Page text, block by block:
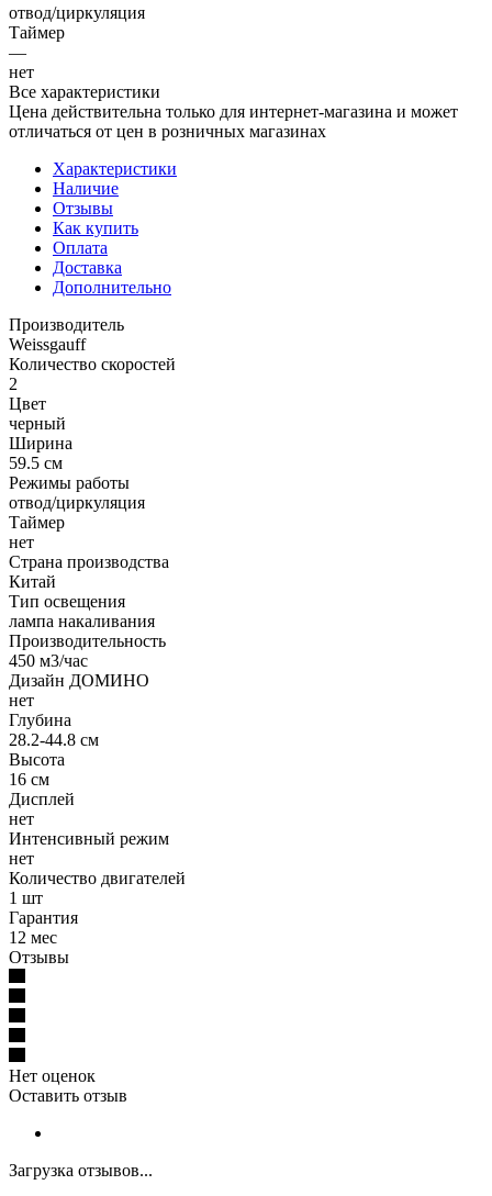
отвод/циркуляция
Таймер
—
нет
Все характеристики
Цена действительна только для интернет-магазина и может
отличаться от цен в розничных магазинах
Характеристики
Наличие
Отзывы
Как купить
Оплата
Доставка
Дополнительно
Производитель
Weissgauff
Количество скоростей
2
Цвет
черный
Ширина
59.5 см
Режимы работы
отвод/циркуляция
Таймер
нет
Страна производства
Китай
Тип освещения
лампа накаливания
Производительность
450 м3/час
Дизайн ДОМИНО
нет
Глубина
28.2-44.8 см
Высота
16 см
Дисплей
нет
Интенсивный режим
нет
Количество двигателей
1 шт
Гарантия
12 мес
Отзывы
Нет оценок
Оставить отзыв
Загрузка отзывов...